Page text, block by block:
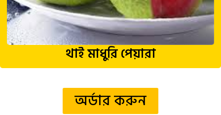
থাই মাধুরি পেয়ারা
অর্ডার করুন